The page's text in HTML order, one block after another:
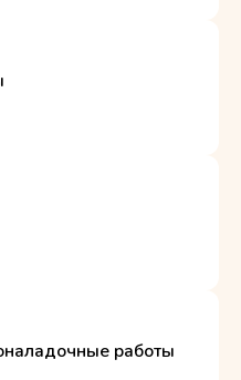
работы